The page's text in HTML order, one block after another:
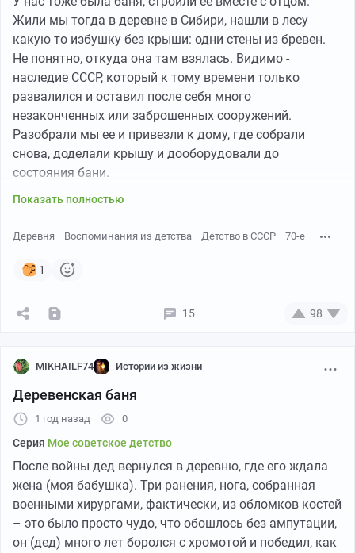
Жили мы тогда в деревне в Сибири, нашли в лесу
какую то избушку без крыши: одни стены из бревен.
Не понятно, откуда она там взялась. Видимо -
наследие СССР, который к тому времени только
развалился и оставил после себя много
незаконченных или заброшенных сооружений.
Разобрали мы ее и привезли к дому, где собрали
снова, доделали крышу и дооборудовали до
состояния бани.
Показать полностью
Деревня Воспоминания из детства Детство в СССР 70-е
1
15 98
MIKHAILF74 Истории из жизни
Деревенская баня
1 год назад 0
Серия Мое советское детство
После войны дед вернулся в деревню, где его ждала
жена (моя бабушка). Три ранения, нога, собранная
военными хирургами, фактически, из обломков костей
– это было просто чудо, что обошлось без ампутации,
он (дед) много лет боролся с хромотой и победил, как